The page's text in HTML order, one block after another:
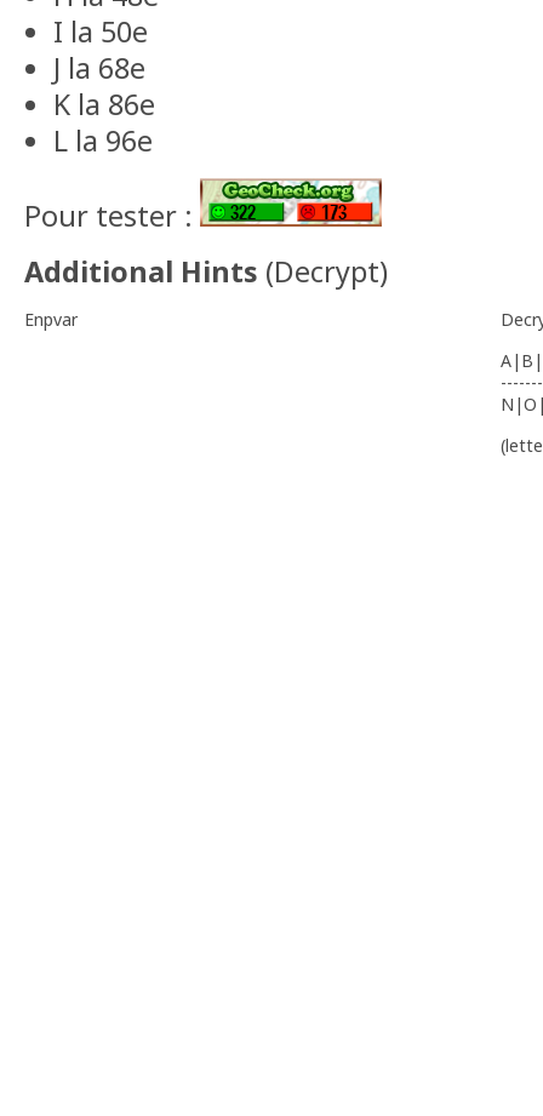
I la 50e
J la 68e
K la 86e
L la 96e
Pour tester :
Additional Hints (Decrypt)
Enpvar